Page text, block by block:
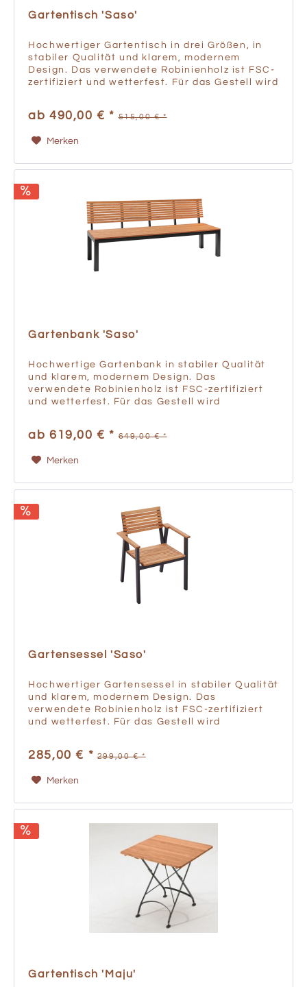
Gartentisch 'Saso'
Hochwertiger Gartentisch in drei Größen, in
stabiler Qualität und klarem, modernem
Design. Das verwendete Robinienholz ist FSC-
zertifiziert und wetterfest. Für das Gestell wird
ab 490,00 € * 515,00 € *
Merken
Gartenbank 'Saso'
Hochwertige Gartenbank in stabiler Qualität
und klarem, modernem Design. Das
verwendete Robinienholz ist FSC-zertifiziert
und wetterfest. Für das Gestell wird
ab 619,00 € * 649,00 € *
Merken
Gartensessel 'Saso'
Hochwertiger Gartensessel in stabiler Qualität
und klarem, modernem Design. Das
verwendete Robinienholz ist FSC-zertifiziert
und wetterfest. Für das Gestell wird
285,00 € * 299,00 € *
Merken
Gartentisch 'Maju'